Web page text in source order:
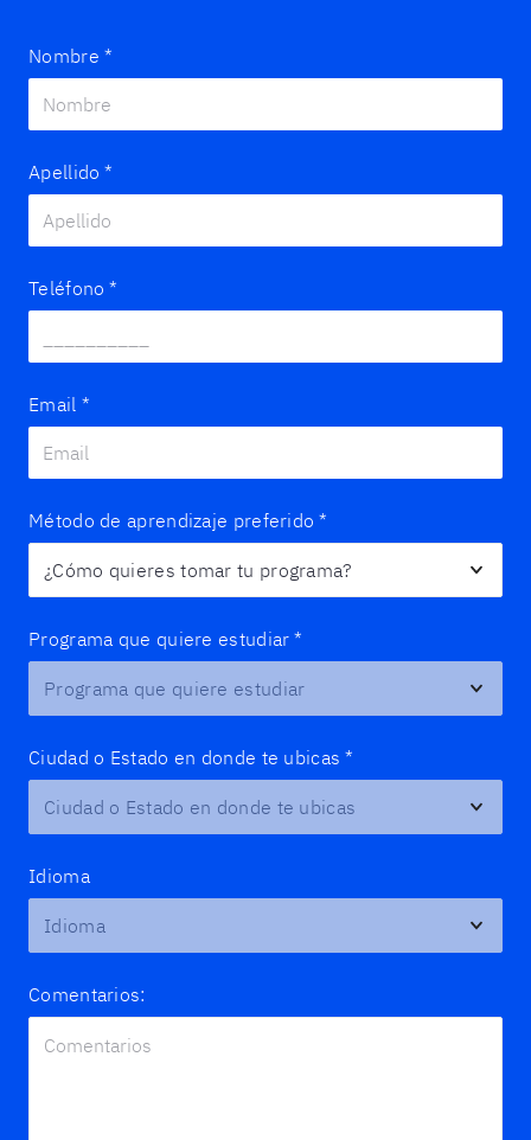
Nombre *
Apellido *
Teléfono *
Email *
Método de aprendizaje preferido *
Programa que quiere estudiar *
Ciudad o Estado en donde te ubicas *
Idioma
Comentarios: